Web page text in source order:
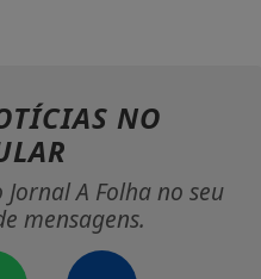
NO
A Folha no seu
mensagens.